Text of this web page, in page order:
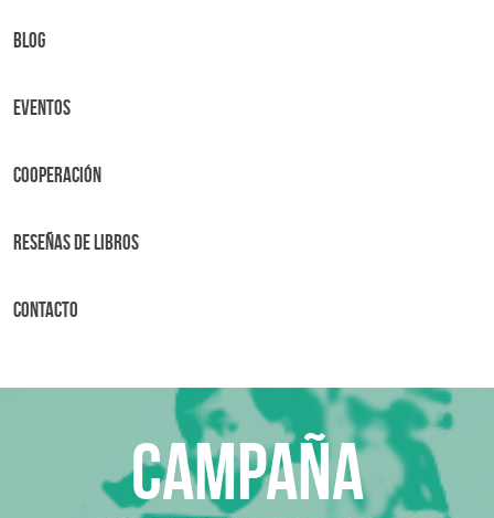
BLOG
Eventos
Cooperación
Reseñas de libros
Contacto
Campaña